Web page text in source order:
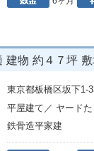
建物 約４７坪
東京都板橋区坂下1-
平屋建て／ ヤード
鉄骨造平家建